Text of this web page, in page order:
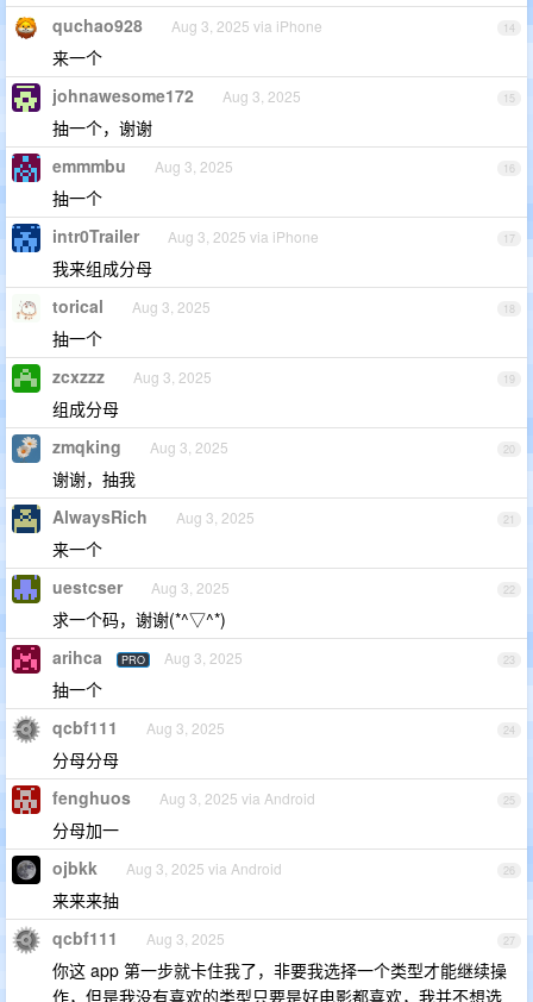
14
quchao928 Aug 3, 2025 via iPhone
来一个
15
johnawesome172 Aug 3, 2025
抽一个，谢谢
16
emmmbu Aug 3, 2025
抽一个
17
intr0Trailer Aug 3, 2025 via iPhone
我来组成分母
18
torical Aug 3, 2025
抽一个
19
zcxzzz Aug 3, 2025
组成分母
20
zmqking Aug 3, 2025
谢谢，抽我
21
AlwaysRich Aug 3, 2025
来一个
22
uestcser Aug 3, 2025
求一个码，谢谢(*^▽^*)
23
arihca PRO Aug 3, 2025
抽一个
24
qcbf111 Aug 3, 2025
分母分母
25
fenghuos Aug 3, 2025 via Android
分母加一
26
ojbkk Aug 3, 2025 via Android
来来来抽
27
qcbf111 Aug 3, 2025
你这 app 第一步就卡住我了，非要我选择一个类型才能继续操
作，但是我没有喜欢的类型只要是好电影都喜欢，我并不想选